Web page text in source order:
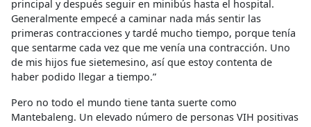
principal y después seguir en minibús hasta el hospital.
Generalmente empecé a caminar nada más sentir las
primeras contracciones y tardé mucho tiempo, porque tenía
que sentarme cada vez que me venía una contracción. Uno
de mis hijos fue sietemesino, así que estoy contenta de
haber podido llegar a tiempo.”
Pero no todo el mundo tiene tanta suerte como
Mantebaleng. Un elevado número de personas VIH positivas